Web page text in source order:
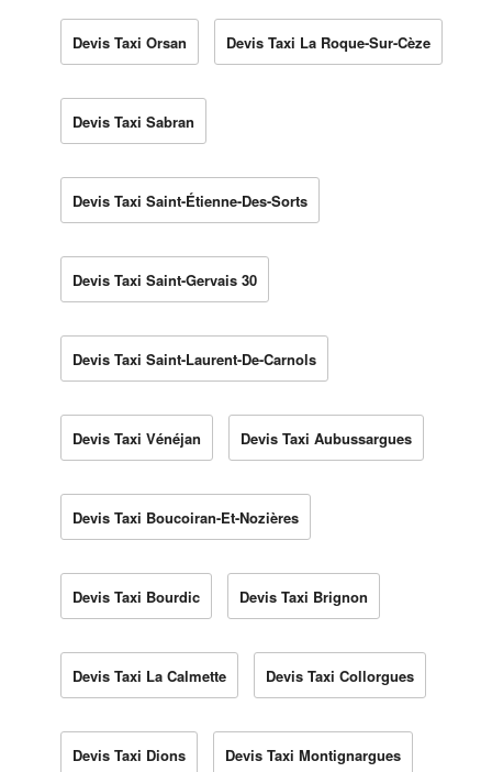
Devis Taxi Orsan Devis Taxi La Roque-Sur-Cèze
Devis Taxi Sabran
Devis Taxi Saint-Étienne-Des-Sorts
Devis Taxi Saint-Gervais 30
Devis Taxi Saint-Laurent-De-Carnols
Devis Taxi Vénéjan Devis Taxi Aubussargues
Devis Taxi Boucoiran-Et-Nozières
Devis Taxi Bourdic Devis Taxi Brignon
Devis Taxi La Calmette Devis Taxi Collorgues
Devis Taxi Dions Devis Taxi Montignargues